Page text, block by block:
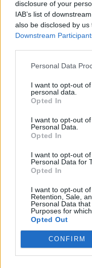
disclosure of your
IAB’s list of
also be disclosed by
Downstream
Personal Data
I want to opt-out
personal data.
Opted In
I want to opt-out
Personal Data.
Opted In
I want to opt-out
Personal Data for
Opted In
I want to opt-out
Retention, Sale,
Personal Data
Purposes for
Opted Out
CONFIRM